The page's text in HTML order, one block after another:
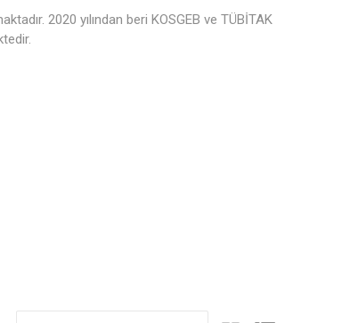
2020 yılından beri KOSGEB ve TÜBİTAK